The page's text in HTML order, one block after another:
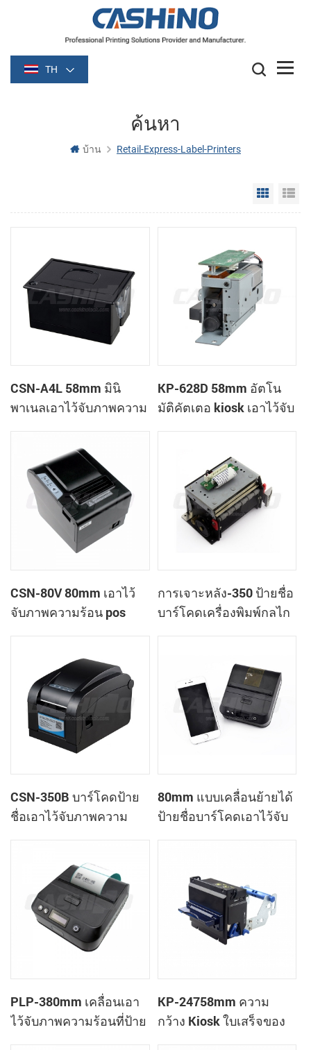
TH
ค้นหา
บ้าน Retail-Express-Label-Printers
Grid
CSN-A4L 58mm มินิ
พาเนลเอาไว้จับภาพความ
KP-628D 58mm อัตโน
มัติคัตเตอ kiosk เอาไว้จับ
CSN-80V 80mm เอาไว้
จับภาพความร้อน pos
การเจาะหลัง-350 ป้ายชื่อ
บาร์โคดเครื่องพิมพ์กลไก
CSN-350B บาร์โคดป้าย
ชื่อเอาไว้จับภาพความ
80mm แบบเคลื่อนย้ายได้
ป้ายชื่อบาร์โคดเอาไว้จับ
PLP-380mm เคลื่อนเอา
ไว้จับภาพความร้อนที่ป้าย
KP-24758mm ความ
กว้าง Kiosk ใบเสร็จของ